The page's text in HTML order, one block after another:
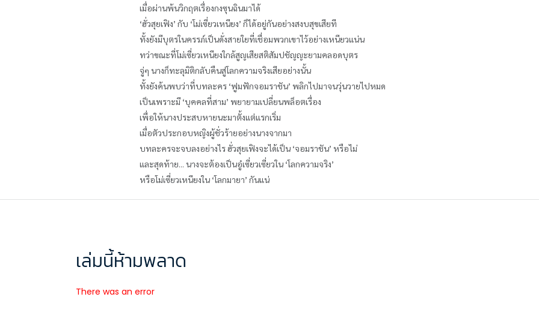
เมื่อผ่านพ้นวิกฤตเรื่องกงซุนฉินมาได้
‘ฮั่วสุยเฟิง’ กับ ‘โม่เซี่ยวเหนียง’ ก็ได้อยู่กันอย่างสงบสุขเสียที
ทั้งยังมีบุตรในครรภ์เป็นดั่งสายใยที่เชื่อมพวกเขาไว้อย่างเหนียวแน่น
ทว่าขณะที่โม่เซี่ยวเหนียงใกล้สูญเสียสติสัมปชัญญะยามคลอดบุตร
จู่ๆ นางก็ทะลุมิติกลับคืนสู่โลกความจริงเสียอย่างนั้น
ทั้งยังค้นพบว่าที่บทละคร ‘ฟูมฟักจอมราชัน’ พลิกไปมาจนวุ่นวายไปหมด
เป็นเพราะมี ‘บุคคลที่สาม’ พยายามเปลี่ยนพล็อตเรื่อง
เพื่อให้นางประสบหายนะมาตั้งแต่แรกเริ่ม
เมื่อตัวประกอบหญิงผู้ชั่วร้ายอย่างนางจากมา
บทละครจะจบลงอย่างไร ฮั่วสุยเฟิงจะได้เป็น ‘จอมราชัน’ หรือไม่
และสุดท้าย... นางจะต้องเป็นอู๋เซี่ยวเซี่ยวใน ‘โลกความจริง’
หรือโม่เซี่ยวเหนียงใน ‘โลกมายา’ กันแน่
เล่มนี้ห้ามพลาด
There was an error